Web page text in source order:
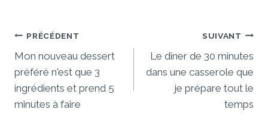
Navigation
De
L’article
PRÉCÉDENT
Mon nouveau dessert
préféré n'est que 3
ingrédients et prend 5
minutes à faire
SUIVANT
Le dîner de 30 minutes
dans une casserole que
je prépare tout le
temps